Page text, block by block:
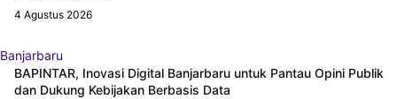
4 Agustus 2026
Banjarbaru
BAPINTAR, Inovasi Digital Banjarbaru untuk Pantau Opini Publik
dan Dukung Kebijakan Berbasis Data